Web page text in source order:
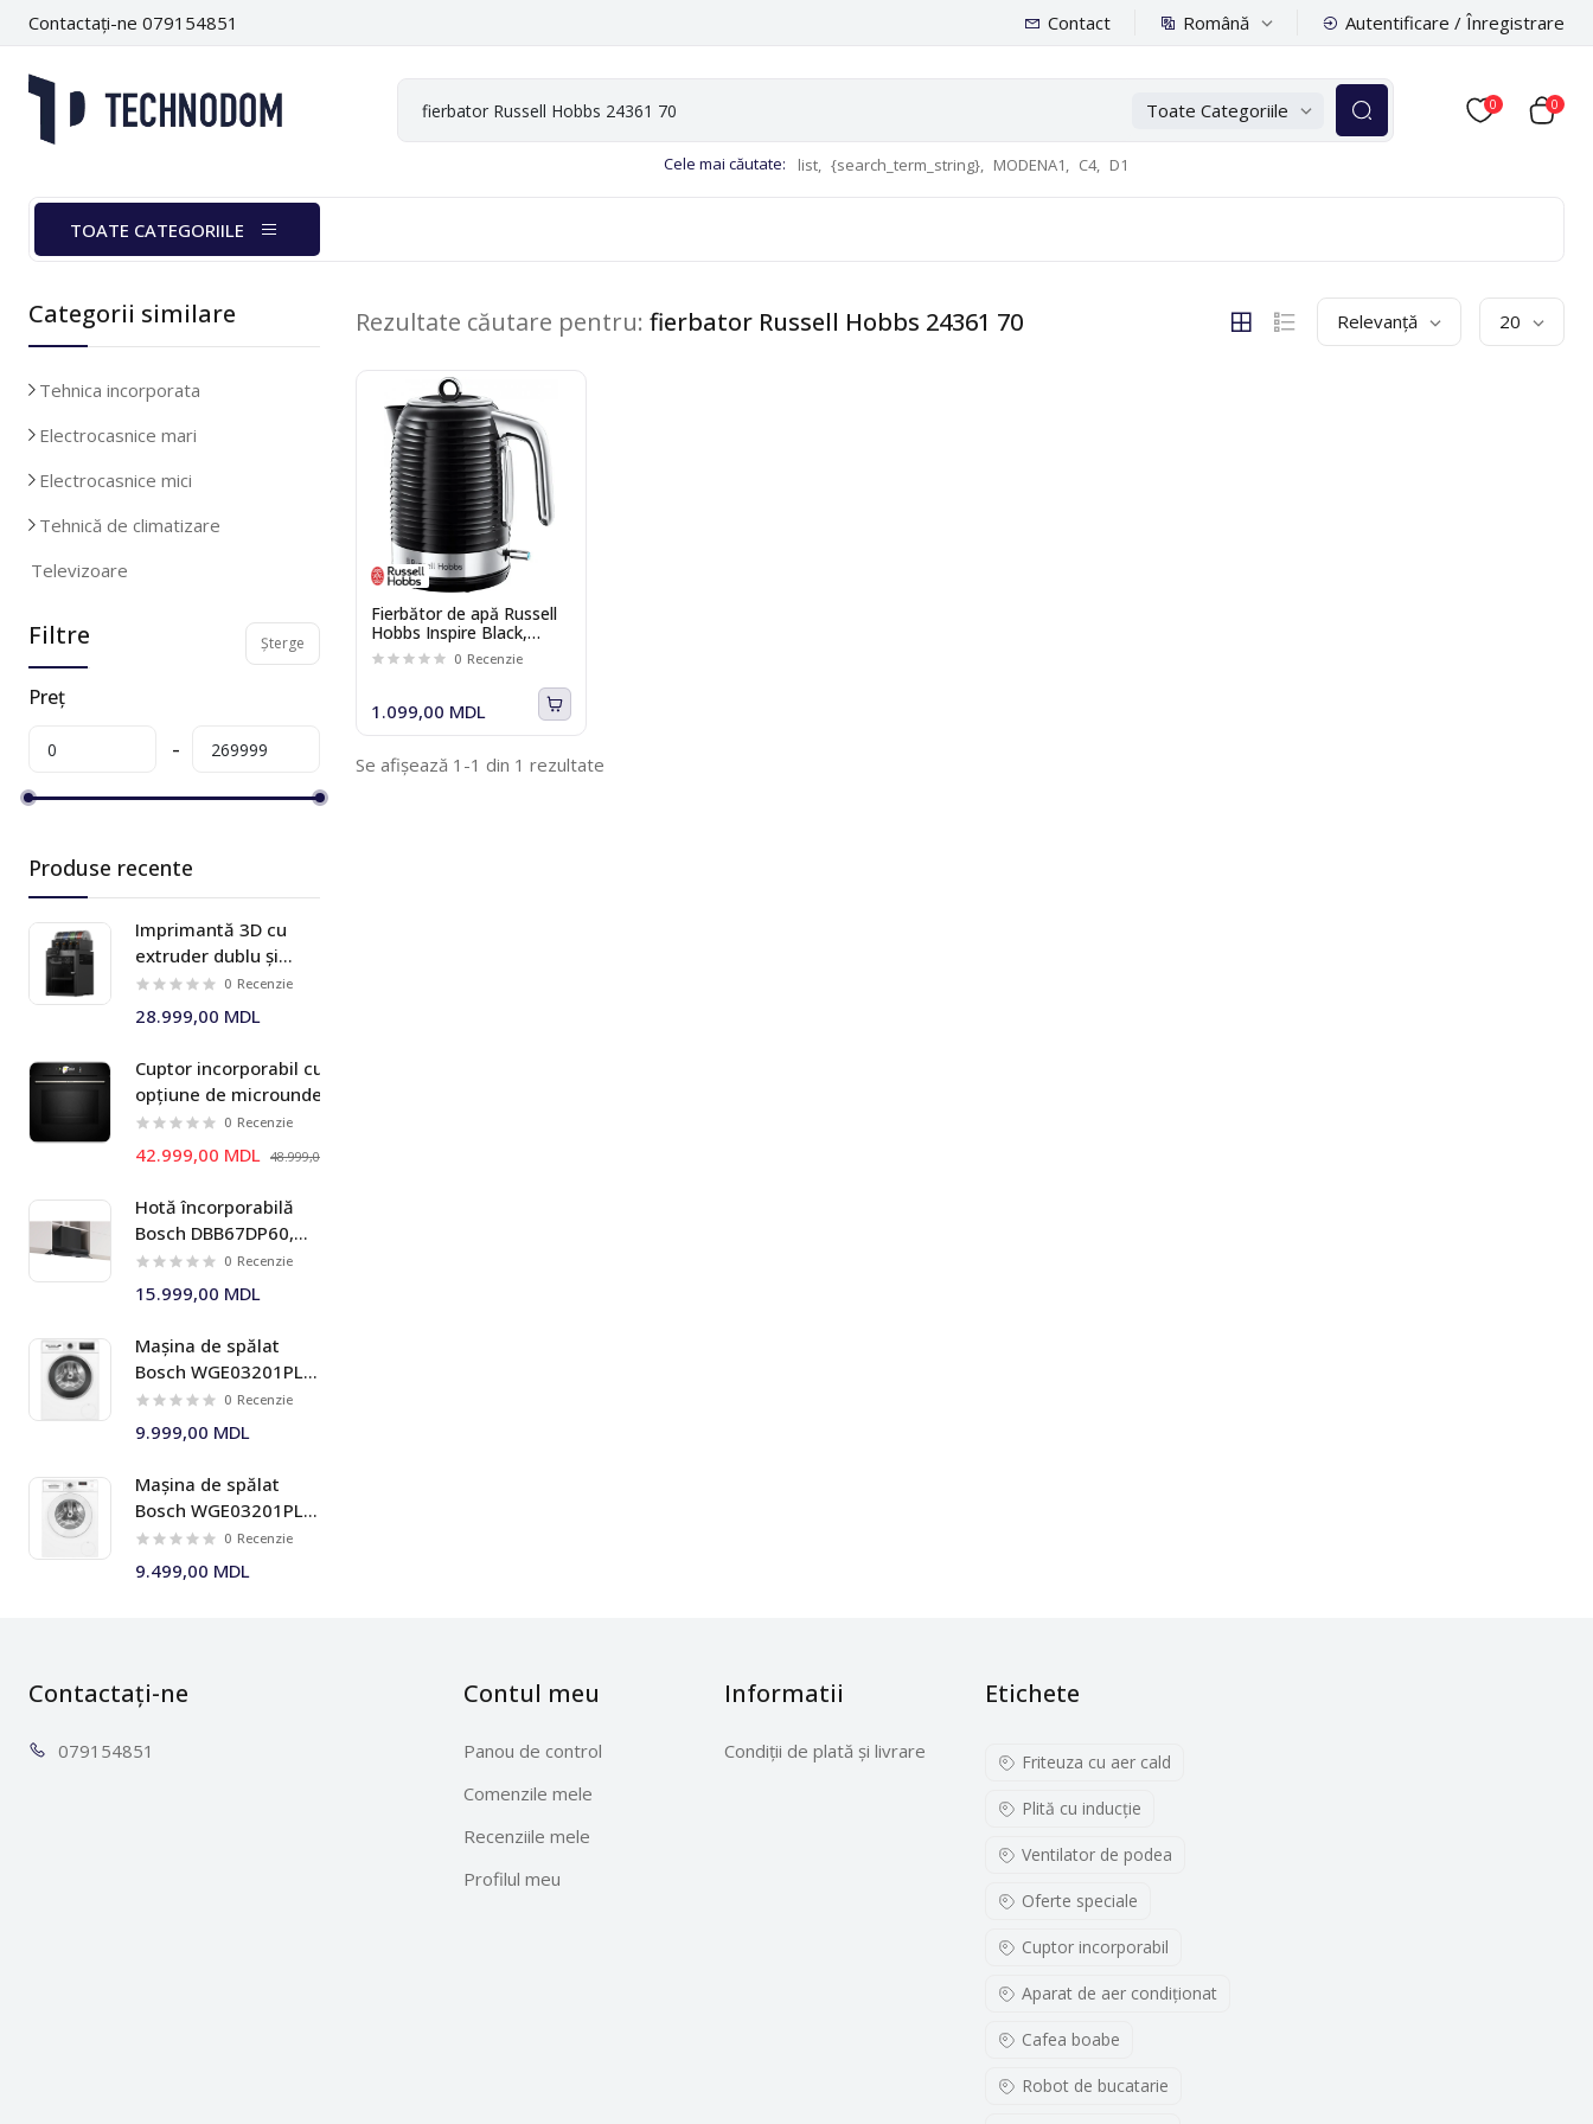
Contactați-ne 079154851 Contact Română Autentificare / Înregistrare
Toate Categoriile
Cele mai căutate: list, {search_term_string}, MODENA1, C4, D1
0 0
TOATE CATEGORIILE
Categorii similare
Tehnica incorporata
Electrocasnice mari
Electrocasnice mici
Tehnică de climatizare
Televizoare
sanatate
Tehnică pentru casă
electrocasnice
Tehnică audio
Produse pentru animale domestice
Gadget-uri
Sport si turism
Masini de tuns iarba
Filtre Șterge
Preț
Produse recente
Imprimantă 3D cu
extruder dublu și
sistem multi-material
AMS 2 Pro Bambu Lab
0 Recenzie
28.999,00 MDL
Cuptor incorporabil cu
opțiune de microunde
Bosch HMG778NB1 Seria I
8
0 Recenzie
42.999,00 MDL 48.999,00 MDL
Hotă încorporabilă
Bosch DBB67DP60,
699 m³/h, 60 cm,
negru mat, Seria I 6
0 Recenzie
15.999,00 MDL
Mașina de spălat
Bosch WGE03201PL 8
kg 1200 rpm Seria I 4
0 Recenzie
9.999,00 MDL
Mașina de spălat
Bosch WGE03201PL 8
kg 1200 rpm Seria I 2
0 Recenzie
9.499,00 MDL
Rezultate căutare pentru:fierbator Russell Hobbs 24361 70 Relevanță 20
Fierbător de apă Russell
Hobbs Inspire Black,
24361-70
0 Recenzie
1.099,00 MDL
Se afișează 1-1 din 1 rezultate
Contactați-ne
0791 54851
Contul meu
Panou de control
Comenzile mele
Recenziile mele
Profilul meu
Informatii
Condiții de plată și livrare
Etichete
Friteuza cu aer cald
Plită cu inducţie
Ventilator de podea
Oferte speciale
Cuptor incorporabil
Aparat de aer condiționat
Cafea boabe
Robot de bucatarie